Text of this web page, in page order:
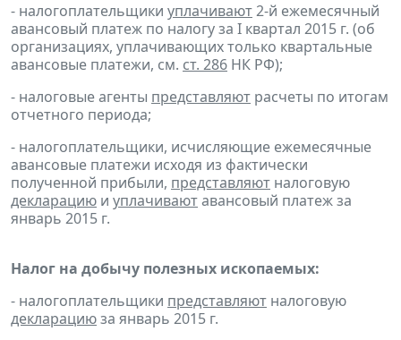
- налогоплательщики уплачивают2-й ежемесячный
авансовый платеж по налогу за I квартал 2015 г. (об
организациях, уплачивающих только квартальные
авансовые платежи, см. ст. 286 НК РФ);
- налоговые агенты представляют расчеты по итогам
отчетного периода;
- налогоплательщики, исчисляющие ежемесячные
авансовые платежи исходя из фактически
полученной прибыли, представляют налоговую
декларацию и уплачиваютавансовый платеж за
январь 2015 г.
Налог на добычу полезных ископаемых:
- налогоплательщики представляют налоговую
декларациюза январь 2015 г.